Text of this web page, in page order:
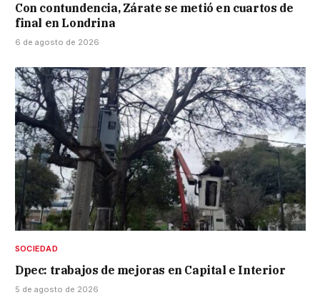
Con contundencia, Zárate se metió en cuartos de
final en Londrina
6 de agosto de 2026
SOCIEDAD
Dpec: trabajos de mejoras en Capital e Interior
5 de agosto de 2026